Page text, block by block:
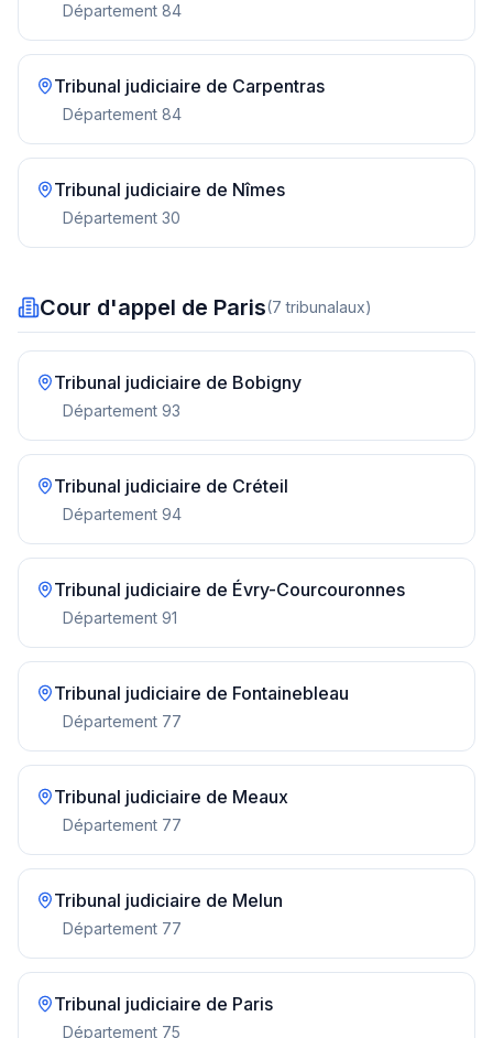
Département 84
Tribunal judiciaire de Carpentras
Département 84
Tribunal judiciaire de Nîmes
Département 30
Cour d'appel de Paris(7 tribunalaux)
Tribunal judiciaire de Bobigny
Département 93
Tribunal judiciaire de Créteil
Département 94
Tribunal judiciaire de Évry-Courcouronnes
Département 91
Tribunal judiciaire de Fontainebleau
Département 77
Tribunal judiciaire de Meaux
Département 77
Tribunal judiciaire de Melun
Département 77
Tribunal judiciaire de Paris
Département 75